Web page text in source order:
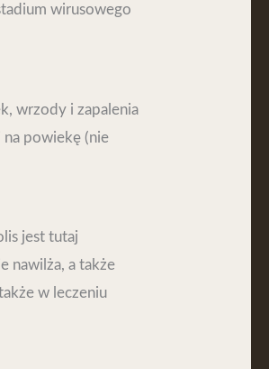
wirusowego
wrzody i zapalenia
na powiekę (nie
jest tutaj
nawilża, a także
w leczeniu